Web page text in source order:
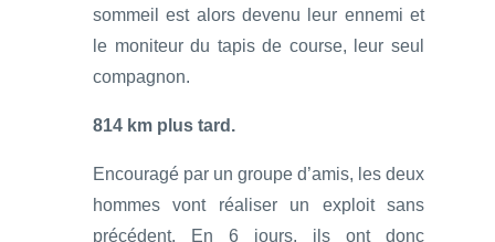
sommeil est alors devenu leur ennemi et
le moniteur du tapis de course, leur seul
compagnon.
814 km plus tard.
Encouragé par un groupe d’amis, les deux
hommes vont réaliser un exploit sans
précédent. En 6 jours, ils ont donc